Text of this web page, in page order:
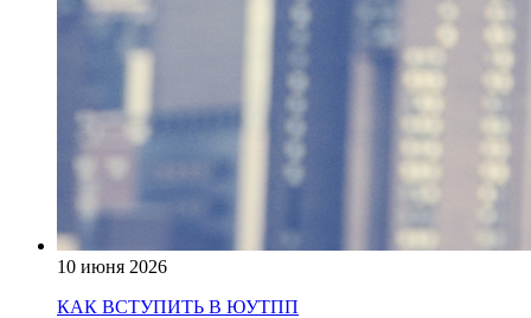
10 июня 2026
КАК ВСТУПИТЬ В ЮУТПП